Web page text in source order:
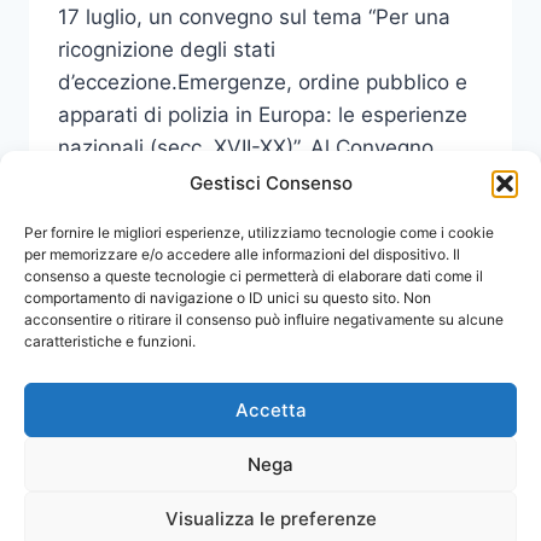
Gestisci Consenso
Per fornire le migliori esperienze, utilizziamo tecnologie come i cookie
per memorizzare e/o accedere alle informazioni del dispositivo. Il
consenso a queste tecnologie ci permetterà di elaborare dati come il
comportamento di navigazione o ID unici su questo sito. Non
acconsentire o ritirare il consenso può influire negativamente su alcune
caratteristiche e funzioni.
Accetta
Nega
Visualizza le preferenze
17 luglio, un convegno sul tema “Per una
ricognizione degli stati
d’eccezione.Emergenze, ordine pubblico e
apparati di polizia in Europa: le esperienze
nazionali (secc. XVII-XX)”. Al Convegno
interverranno, tra gli altri, il…
LEGGI DI PIÙCONVEGNO
“PER
UNA
RICOGNIZIONE
DEGLI
D’ECCEZIONE.EMERGENZE,
DI
POLIZIA
© 2026 Comunicati Stampa | Powered by